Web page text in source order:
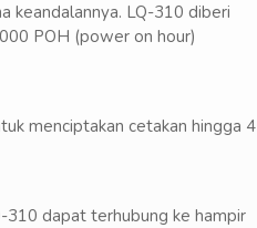
keandalannya. LQ-310 diberi
POH (power on hour)
menciptakan cetakan hingga 4
310 dapat terhubung ke hampir